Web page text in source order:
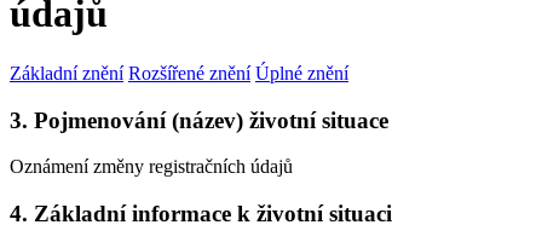
údajů
Základní znění Rozšířené znění Úplné znění
3. Pojmenování (název) životní situace
Oznámení změny registračních údajů
4. Základní informace k životní situaci